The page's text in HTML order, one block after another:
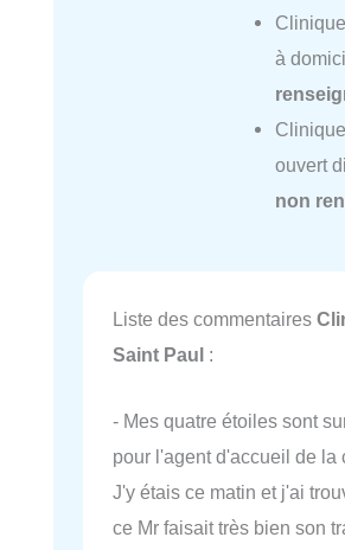
à
ouvert
non
Liste des commentaires
Saint Paul :
- Mes quatre étoiles sont
pour l'agent d'accueil de la
J'y étais ce matin et j'ai
ce Mr faisait très bien son